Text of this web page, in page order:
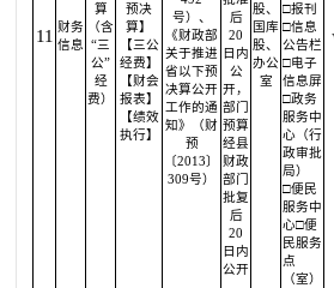
11
财务
信息
算
（含
“三
公”
经
费）
预决
算】
【三公
经费】
【财会
报表】
【绩效
执行】
号）、
《财政部
关于推进
省以下预
决算公开
工作的通
知》（财
预
〔2013〕
309号）
后
20
日内
公
开，
部门
预算
经县
财政
部门
批复
后
20
日内
公开
股、
国库
股、
办公
室
□报刊
□信息
公告栏
□电子
信息屏
□政务
服务中
心（行
政审批
局）
□便民
服务中
心□便
民服务
点
（室）